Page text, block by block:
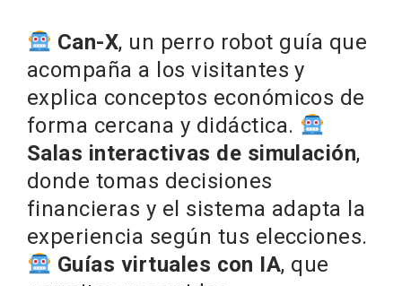
Can-X, un perro robot guía que
acompaña a los visitantes y
explica conceptos económicos de
forma cercana y didáctica.
Salas interactivas de simulación,
donde tomas decisiones
financieras y el sistema adapta la
experiencia según tus elecciones.
Guías virtuales con IA, que